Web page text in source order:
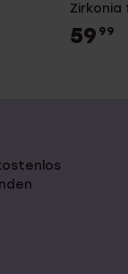
Zirkonia
59 99